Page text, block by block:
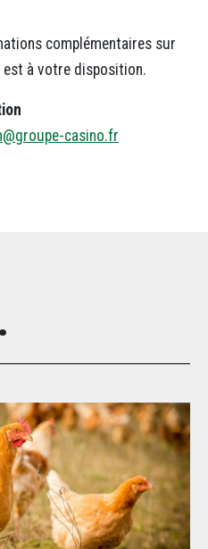
complémentaires sur
à votre disposition.
casino.fr